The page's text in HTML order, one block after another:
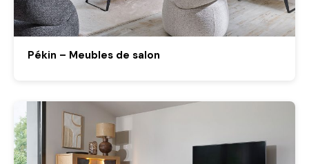
Pékin – Meubles de salon